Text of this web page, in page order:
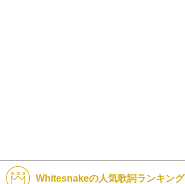
Whitesnakeの人気歌詞ランキング